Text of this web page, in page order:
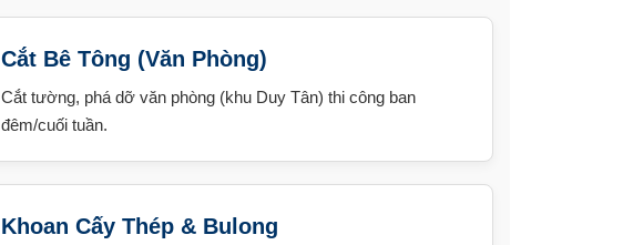
Cắt Bê Tông (Văn Phòng)
Cắt tường, phá dỡ văn phòng (khu Duy Tân) thi công ban
đêm/cuối tuần.
Khoan Cấy Thép & Bulong